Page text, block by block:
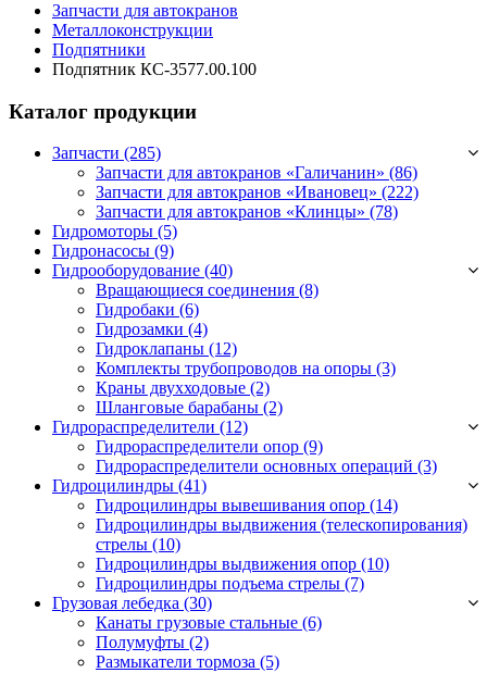
Запчасти для автокранов
Металлоконструкции
Подпятники
Подпятник КС-3577.00.100
Каталог продукции
Запчасти (285)
Запчасти для автокранов «Галичанин» (86)
Запчасти для автокранов «Ивановец» (222)
Запчасти для автокранов «Клинцы» (78)
Гидромоторы (5)
Гидронасосы (9)
Гидрооборудование (40)
Вращающиеся соединения (8)
Гидробаки (6)
Гидрозамки (4)
Гидроклапаны (12)
Комплекты трубопроводов на опоры (3)
Краны двухходовые (2)
Шланговые барабаны (2)
Гидрораспределители (12)
Гидрораспределители опор (9)
Гидрораспределители основных операций (3)
Гидроцилиндры (41)
Гидроцилиндры вывешивания опор (14)
Гидроцилиндры выдвижения (телескопирования)
стрелы (10)
Гидроцилиндры выдвижения опор (10)
Гидроцилиндры подъема стрелы (7)
Грузовая лебедка (30)
Канаты грузовые стальные (6)
Полумуфты (2)
Размыкатели тормоза (5)